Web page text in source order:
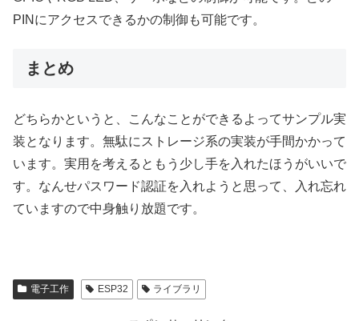
PINにアクセスできるかの制御も可能です。
まとめ
どちらかというと、こんなことができるよってサンプル実
装となります。無駄にストレージ系の実装が手間かかって
います。実用を考えるともう少し手を入れたほうがいいで
す。なんせパスワード認証を入れようと思って、入れ忘れ
ていますので中身触り放題です。
電子工作 ESP32 ライブラリ